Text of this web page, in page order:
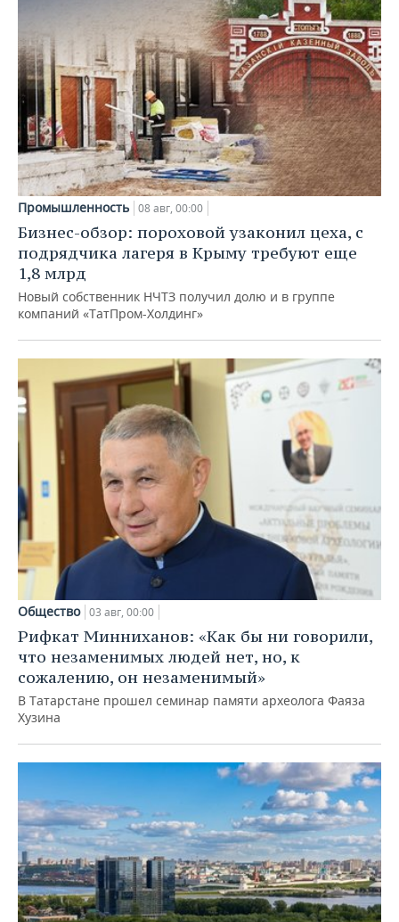
Промышленность 08 авг, 00:00
Бизнес-обзор: пороховой узаконил цеха, с
подрядчика лагеря в Крыму требуют еще
1,8 млрд
Новый собственник НЧТЗ получил долю и в группе
компаний «ТатПром-Холдинг»
Общество 03 авг, 00:00
Рифкат Минниханов: «Как бы ни говорили,
что незаменимых людей нет, но, к
сожалению, он незаменимый»
В Татарстане прошел семинар памяти археолога Фаяза
Хузина